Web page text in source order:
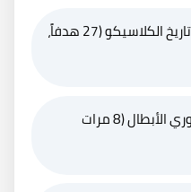
أفضل هداف وصانع ألعاب في تاريخ الكلاسيكو (27 هدفاً،
أكثر لاعب يسجل هاتريك في دوري الأبطال (8 مرات